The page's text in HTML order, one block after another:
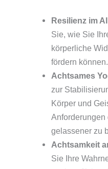
Resilienz im
Sie, wie Sie
körperliche
fördern können.
Achtsames
zur
Körper und
gelassener zu
Achtsamkeit
Sie Ihre